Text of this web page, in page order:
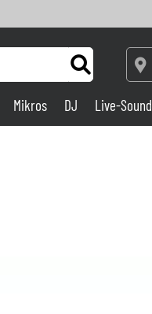
Mikros DJ Live-Sound